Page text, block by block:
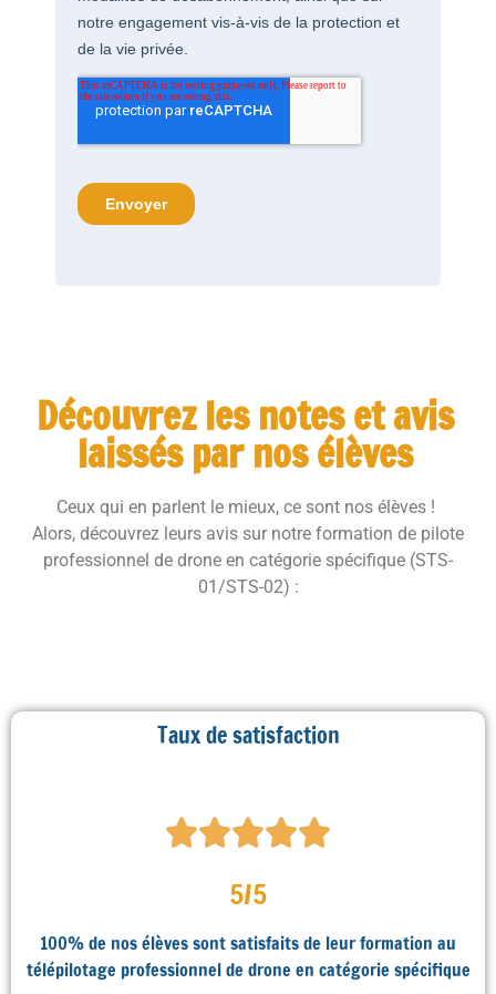
Découvrez les notes et avis
laissés par nos élèves
Ceux qui en parlent le mieux, ce sont nos élèves !
Alors, découvrez leurs avis sur notre formation de pilote
professionnel de drone en catégorie spécifique (STS-
01/STS-02) :
Taux de satisfaction
5/5
100% de nos élèves sont satisfaits de leur formation au
télépilotage professionnel de drone en catégorie spécifique